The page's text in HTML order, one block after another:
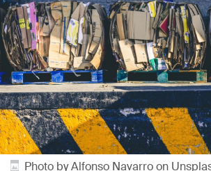
Photo by Alfonso Navarro on